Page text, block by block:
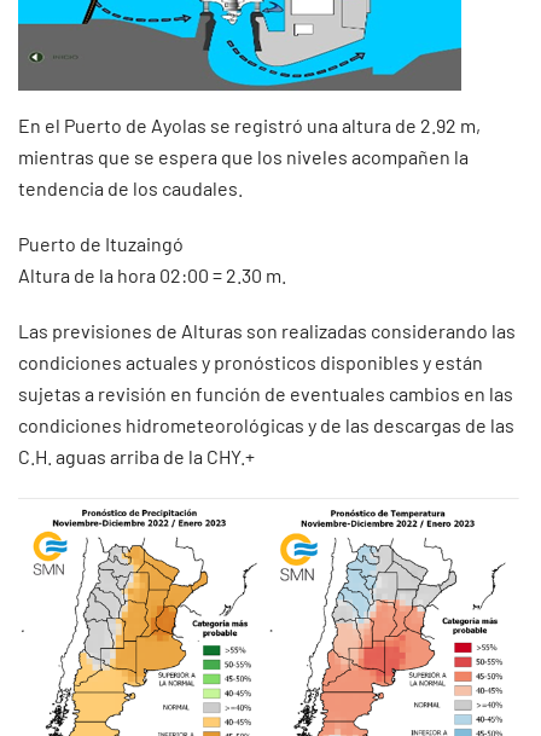
En el Puerto de Ayolas se registró una altura de 2.92 m,
mientras que se espera que los niveles acompañen la
tendencia de los caudales.
Puerto de Ituzaingó
Altura de la hora 02:00 = 2.30 m.
Las previsiones de Alturas son realizadas considerando las
condiciones actuales y pronósticos disponibles y están
sujetas a revisión en función de eventuales cambios en las
condiciones hidrometeorológicas y de las descargas de las
C.H. aguas arriba de la CHY.+